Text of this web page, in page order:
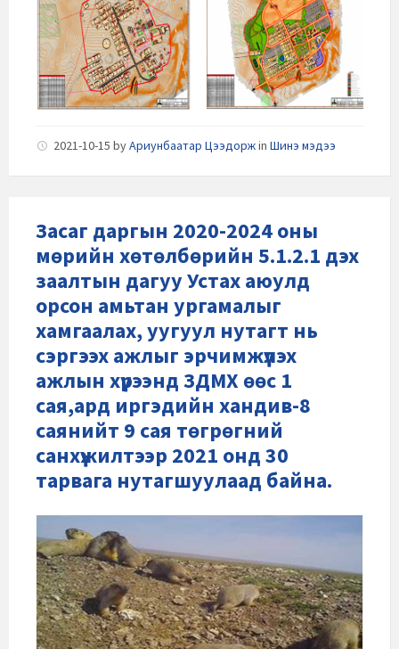
2021-10-15 byАриунбаатар Цээдоржin Шинэ мэдээ
Засаг даргын 2020-2024 оны
мөрийн хөтөлбөрийн 5.1.2.1 дэх
заалтын дагуу Устах аюулд
орсон амьтан ургамалыг
хамгаалах, уугуул нутагт нь
сэргээх ажлыг эрчимжүүлэх
ажлын хүрээнд ЗДМХ өөс 1
сая,ард иргэдийн хандив-8
саянийт 9 сая төгрөгний
санхүүжилтээр 2021 онд 30
тарвага нутагшуулаад байна.